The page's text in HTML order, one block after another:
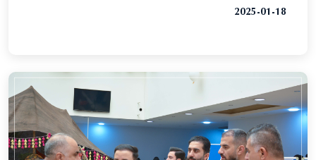
2025-01-18